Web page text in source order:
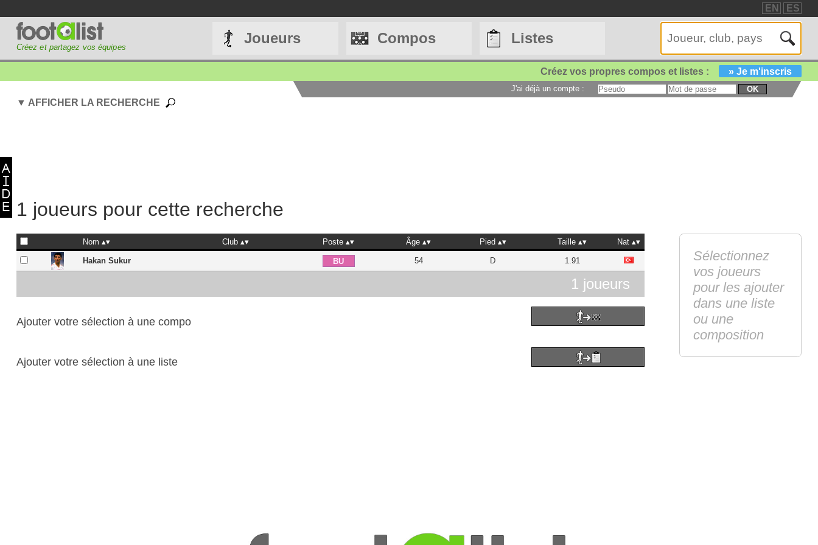
EN ES
Créez et partagez vos équipes
Joueurs Compos Listes
Créez vos propres compos et listes : » Je m'inscris
J'ai déjà un compte : OK
▼ AFFICHER LA RECHERCHE
1 joueurs pour cette recherche
Nom Club Poste Âge Pied Taille Nat
Hakan Sukur BU 54 D 1.91
1 joueurs
Ajouter votre sélection à une compo
Ajouter votre sélection à une liste
Sélectionnez
vos joueurs
pour les ajouter
dans une liste
ou une
composition